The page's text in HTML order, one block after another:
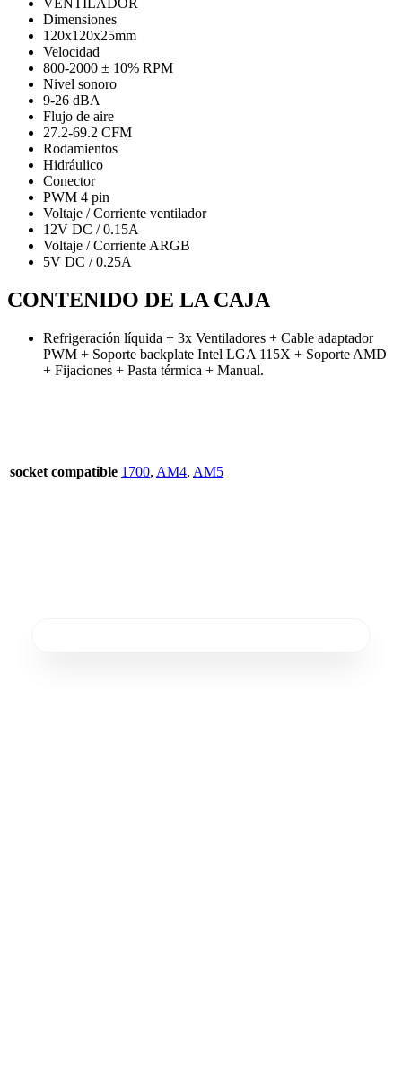
VENTILADOR
Dimensiones
120x120x25mm
Velocidad
800-2000 ± 10% RPM
Nivel sonoro
9-26 dBA
Flujo de aire
27.2-69.2 CFM
Rodamientos
Hidráulico
Conector
PWM 4 pin
Voltaje / Corriente ventilador
12V DC / 0.15A
Voltaje / Corriente ARGB
5V DC / 0.25A
CONTENIDO DE LA CAJA
Refrigeración líquida + 3x Ventiladores + Cable adaptador
PWM + Soporte backplate Intel LGA 115X + Soporte AMD
+ Fijaciones + Pasta térmica + Manual.
socket compatible 1700, AM4, AM5